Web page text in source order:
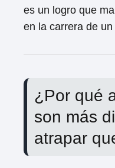
es un logro que
en la carrera de un
¿Por qué
son más
atrapar